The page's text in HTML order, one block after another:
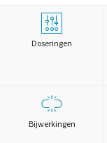
Doseringen
Bijwerkingen